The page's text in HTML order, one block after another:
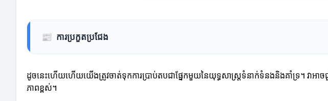
📰 ការប្រកួតប្រជែង
ដូចនេះហើយហើយយើងត្រូវចាត់ទុកការប្រាប់តបជាផ្នែកមួយនៃយុទ្ធសាស្ត្រទំនាក់ទំនងនិងគាំទ្រ។ វាអ
ភាពខ្ពស់។